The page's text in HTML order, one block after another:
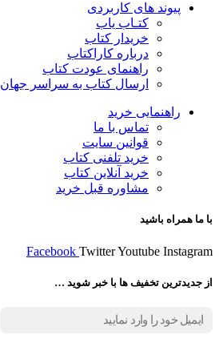
پیوند های کاربردی
کتـاب یاب
خریدار کتاب
درباره کاراکتاب
راهنمای عودت کتاب
ارسال کتاب به سراسر جهان
راهنمایی خرید
تماس با ما
قوانین سایت
خرید تلفنی کتاب
خرید آنلاین کتاب
مشاوره قبل خرید
با ما همراه باشید
Facebook TwitterYoutube Instagram
از جدیدترین تخفیف ها با خبر شوید …